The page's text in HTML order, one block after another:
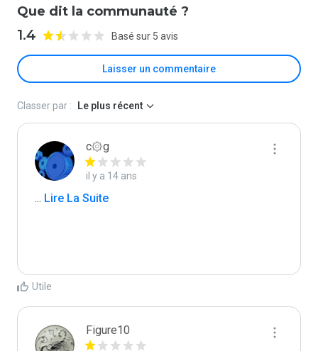
Que dit la communauté ?
1.4 Basé sur 5 avis
Laisser un commentaire
Classer par : Le plus récent
c۞g
il y a 14 ans
... Lire La Suite
Utile
Figure10